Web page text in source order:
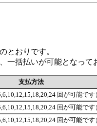
とおりです。
一括払いが可能となって
支払方法
回が可能です
回が可能です
回が可能です